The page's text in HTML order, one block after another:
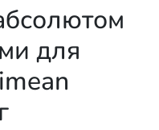
для